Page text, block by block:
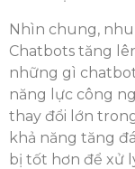
Nhìn chung, nhu
Chatbots tăng
những gì
năng lực công
thay đổi lớn
khả năng tăng
bị tốt hơn để xử